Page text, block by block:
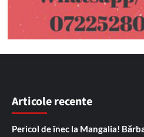
Articole recente
Pericol de înec la Mangalia!